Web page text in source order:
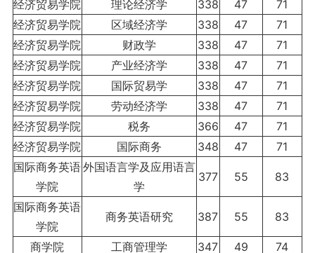
经济贸易学院 理论经济学 338 47
71
经济贸易学院
区域经济学 338 47
71
经济贸易学院
财政学 338 47
71
经济贸易学院
产业经济学 338 47
71
经济贸易学院
国际贸易学 338 47
71
经济贸易学院
劳动经济学 338 47
71
经济贸易学院
税务 366 47
71
经济贸易学院
国际商务 348 47
71
国际商务英语
学院
外国语言学及应用语言
学
377 55 83
国际商务英语
学院
商务英语研究 387 55 83
商学院 工商管理学 347 49
74